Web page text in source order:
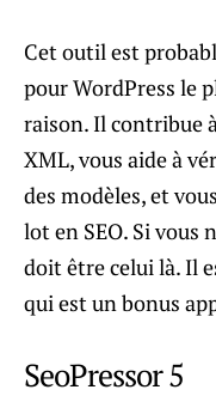
Cet outil est
pour WordPress le
raison. Il contribue
XML, vous aide à
des modèles, et
lot en SEO. Si vous
doit être celui là. Il
qui est un bonus
SeoPressor 5